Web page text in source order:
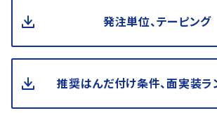
発注単位、テーピング
推奨はんだ付け条件、面実装ラ